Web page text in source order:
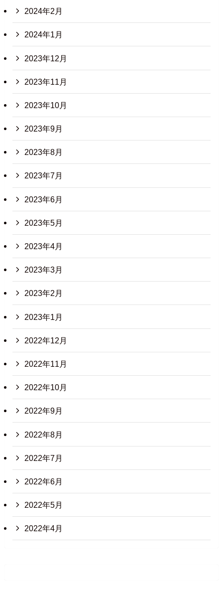
2024年2月
2024年1月
2023年12月
2023年11月
2023年10月
2023年9月
2023年8月
2023年7月
2023年6月
2023年5月
2023年4月
2023年3月
2023年2月
2023年1月
2022年12月
2022年11月
2022年10月
2022年9月
2022年8月
2022年7月
2022年6月
2022年5月
2022年4月